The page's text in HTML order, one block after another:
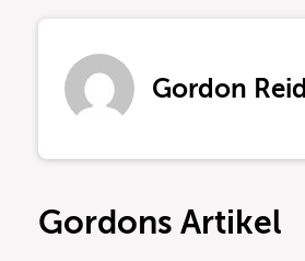
Gordon Reid
Gordons Artikel